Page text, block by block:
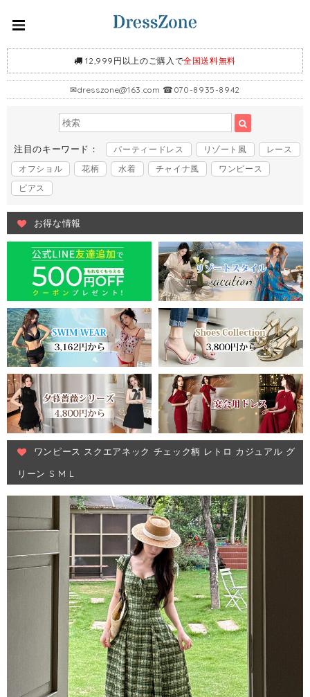
12,999円以上のご購入で全国送料無料
✉dresszone@163.com ☎070-8935-8942
注目のキーワード： パーティードレス リゾート風
レース
オフショル
花柄 水着 チャイナ風
ワンピース
ピアス
お得な情報
ワンピース スクエアネック チェック柄 レトロ カジュアル グ
リーン S M L